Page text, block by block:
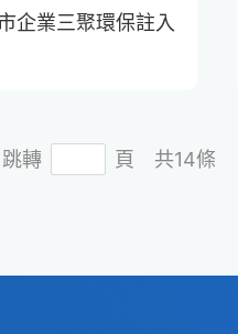
企業三聚環保註入
跳轉 頁 共14條